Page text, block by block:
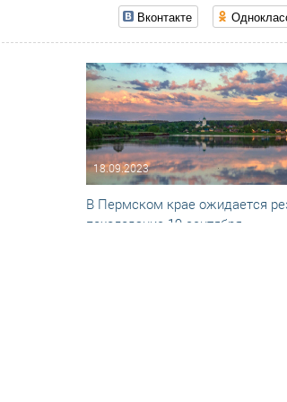
Вконтакте
18.09.2023
В Пермском крае ожидается
похолодание 19 сентября